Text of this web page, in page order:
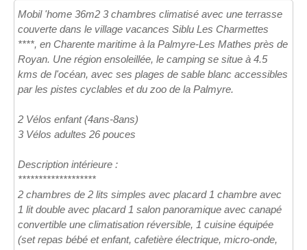
Mobil 'home 36m2 3 chambres climatisé avec une terrasse
couverte dans le village vacances Siblu Les Charmettes
****, en Charente maritime à la Palmyre-Les Mathes près de
Royan. Une région ensoleillée, le camping se situe à 4.5
kms de l'océan, avec ses plages de sable blanc accessibles
par les pistes cyclables et du zoo de la Palmyre.
2 Vélos enfant (4ans-8ans)
3 Vélos adultes 26 pouces
Description intérieure :
*******************
2 chambres de 2 lits simples avec placard 1 chambre avec
1 lit double avec placard 1 salon panoramique avec canapé
convertible une climatisation réversible, 1 cuisine équipée
(set repas bébé et enfant, cafetière électrique, micro-onde,